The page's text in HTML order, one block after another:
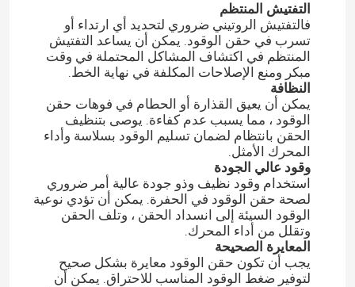
التفتيش المنتظم
فالتفتيش الروتيني ضروري لتحديد أي ارتداء أو
تسرب في حقن الوقود. يمكن أن يساعد التفتيش
المنتظم في اكتشاف المشاكل المحتملة في وقت
مبكر ومنع الإصلاحات المكلفة في نهاية الخط.
النظافة
يمكن أن يعيق القذارة أو الحطام في فوهات حقن
الوقود ، مما يسبب عدم كفاءة. يوصى بتنظيف
الحقن بانتظام لضمان تسليم الوقود بسلاسة وأداء
المحرك الأمثل.
وقود عالي الجودة
استخدام وقود نظيف وذو جودة عالية أمر ضروري
لصحة حقن الوقود في الحفرة. يمكن أن تؤدي نوعية
الوقود السيئة إلى انسداد الحقن ، وتلف الحقن
وتقلل من أداء المحرك.
المعايرة الصحيحة
يجب أن تكون حقن الوقود معايرة بشكل صحيح
لتوفير ضغط الوقود المناسب للاحتراق. يمكن أن